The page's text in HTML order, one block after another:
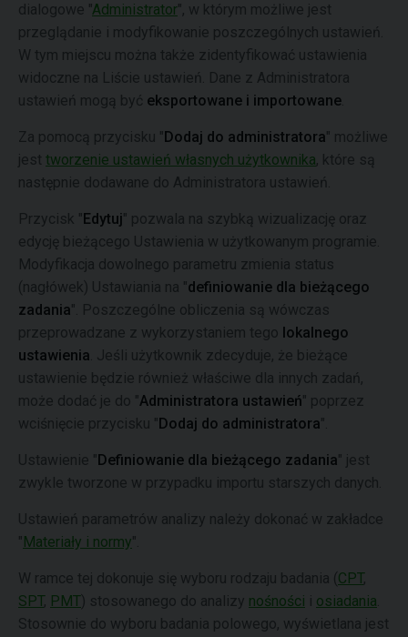
dialogowe "Administrator", w którym możliwe jest
przeglądanie i modyfikowanie poszczególnych ustawień.
W tym miejscu można także zidentyfikować ustawienia
widoczne na Liście ustawień. Dane z Administratora
ustawień mogą być eksportowane i importowane
Za pomocą przycisku "Dodaj do administratora" możliwe
jest tworzenie ustawień własnych użytkownika, które są
następnie dodawane do Administratora ustawień.
Przycisk "Edytuj" pozwala na szybką wizualizację oraz
edycję bieżącego Ustawienia w użytkowanym programie.
Modyfikacja dowolnego parametru zmienia status
(nagłówek) Ustawiania na "definiowanie dla bieżącego
zadania". Poszczególne obliczenia są wówczas
przeprowadzane z wykorzystaniem tego lokalnego
ustawienia . Jeśli użytkownik zdecyduje, że bieżące
ustawienie będzie również właściwe dla innych zadań,
może dodać je do "Administratora ustawień" poprzez
wciśnięcie przycisku "Dodaj do administratora".
Ustawienie "Definiowanie dla bieżącego zadania" jest
zwykle tworzone w przypadku importu starszych danych.
Ustawień parametrów analizy należy dokonać w zakładce
"Materiały i normy".
W ramce tej dokonuje się wyboru rodzaju badania ( CPT,
SPT, PMT) stosowanego do analizy nośności i osiadania
Stosownie do wyboru badania polowego, wyświetlana jest